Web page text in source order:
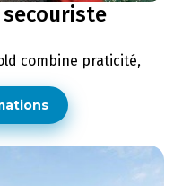
combine praticité,